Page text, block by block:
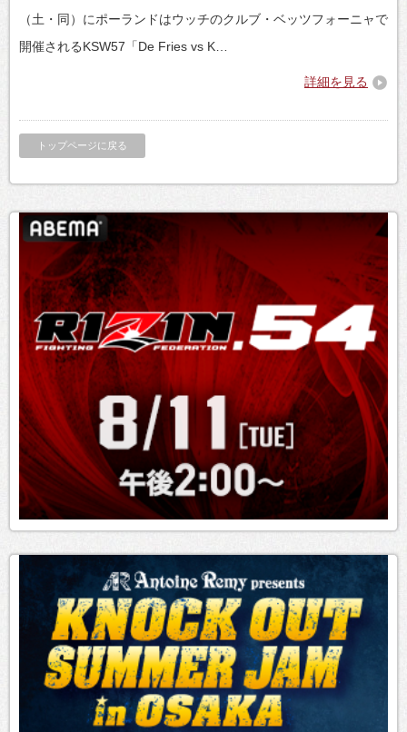
（土・同）にポーランドはウッチのクルブ・ベッツフォーニャで
開催されるKSW57「De Fries vs K…
詳細を見る
トップページに戻る